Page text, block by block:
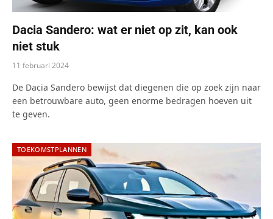
Dacia Sandero: wat er niet op zit, kan ook
niet stuk
11 februari 2024
De Dacia Sandero bewijst dat diegenen die op zoek zijn naar
een betrouwbare auto, geen enorme bedragen hoeven uit
te geven.
TOEKOMSTPLANNEN